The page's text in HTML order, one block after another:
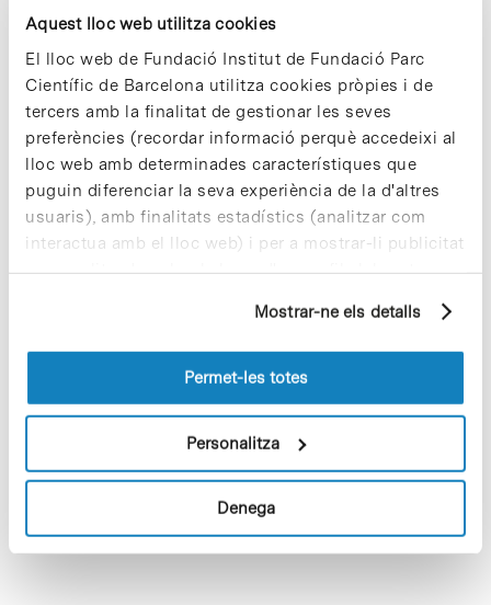
Aquest lloc web utilitza cookies
El lloc web de Fundació Institut de Fundació Parc
Científic de Barcelona utilitza cookies pròpies i de
tercers amb la finalitat de gestionar les seves
preferències (recordar informació perquè accedeixi al
lloc web amb determinades característiques que
puguin diferenciar la seva experiència de la d'altres
usuaris), amb finalitats estadístics (analitzar com
interactua amb el lloc web) i per a mostrar-li publicitat
personalitzada sobre la base d'un perfil elaborat a
pàgines visitades). Per a obtenir més informació sobre
les cookies pot consultar laPolítica de cookiesdel
Mostrar-ne els detalls
Permet-les totes
Personalitza
Denega
Presentació del Document sobre
Selecció de Sexe de l’Observatori
de Bioètica i Dret
qüestió que avui dia suscita controvèrsia ja que l’actual
prohibició legal generalitzada s’està posant en dubte. En
Read More